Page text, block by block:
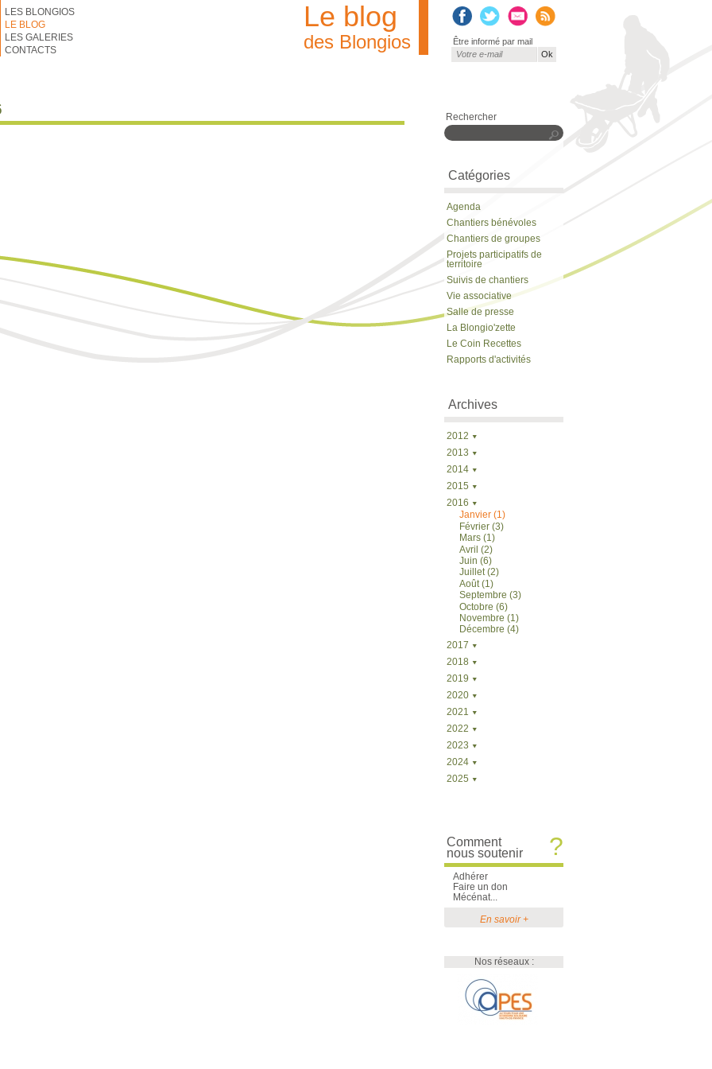
LES BLONGIOS
LE BLOG
LES GALERIES
CONTACTS
Être informé par mail
Courriel*
Le blog
des Blongios
Rechercher
Rechercher
Catégories
Agenda
Chantiers bénévoles
Chantiers de groupes
Projets participatifs de
territoire
Suivis de chantiers
Vie associative
Salle de presse
La Blongio'zette
Le Coin Recettes
Rapports d'activités
Archives
2012
2013
2014
2015
2016
Janvier (1)
Février (3)
Mars (1)
Avril (2)
Juin (6)
Juillet (2)
Août (1)
Septembre (3)
Octobre (6)
Novembre (1)
Décembre (4)
2017
2018
2019
2020
2021
2022
2023
2024
2025
Comment
nous soutenir
?
Adhérer
Faire un don
Mécénat...
En savoir +
Nos réseaux :